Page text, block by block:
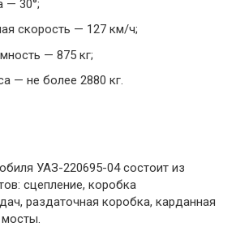
— 30°;
скорость — 127 км/ч;
— 875 кг;
— не более 2880 кг.
УАЗ-220695-04 состоит из
сцепление, коробка
раздаточная коробка, карданная